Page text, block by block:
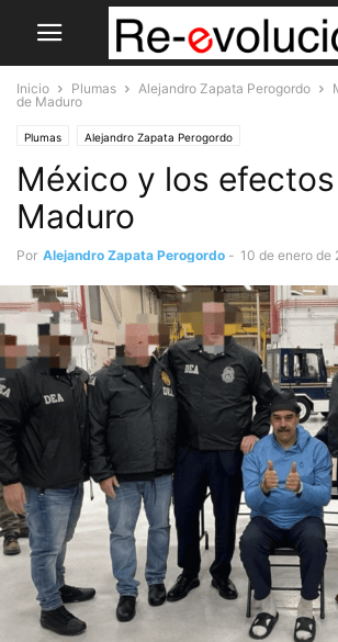
Inicio Plumas Alejandro Zapata Perogordo
de Maduro
Plumas Alejandro Zapata Perogordo
México y los
Maduro
Por Alejandro Zapata Perogordo - 10 de enero de